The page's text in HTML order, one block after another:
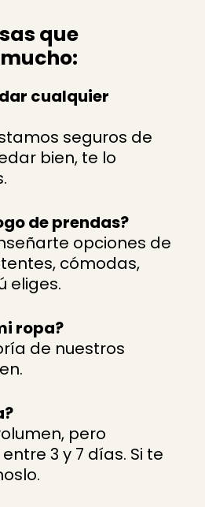
que
cualquier
seguros de
bien, te lo
de prendas?
opciones de
cómodas,
eliges.
ropa?
de nuestros
pero
3 y 7 días. Si te